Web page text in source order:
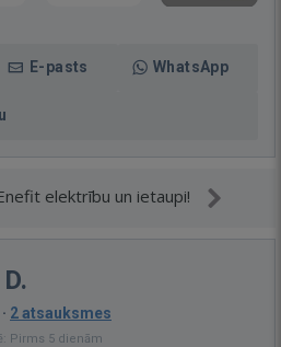
E-pasts WhatsApp
elektrību un ietaupi!
· 2 atsauksmes
Pirms 5 dienām